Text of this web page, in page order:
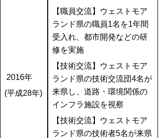
2016年
(平成28年)
【職員交流】ウェストモア
ランド県の職員1名を1年間
受入れ、都市開発などの研
修を実施
【技術交流】ウェストモア
ランド県の技術交流団4名が
来県し、道路・環境関係の
インフラ施設を視察
【技術交流】ウェストモア
ランド県の技術者5名が来県